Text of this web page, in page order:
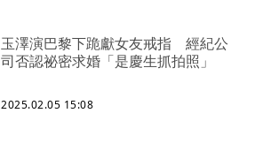
玉澤演巴黎下跪獻女友戒指 經紀公
司否認祕密求婚「是慶生抓拍照」
2025.02.05 15:08